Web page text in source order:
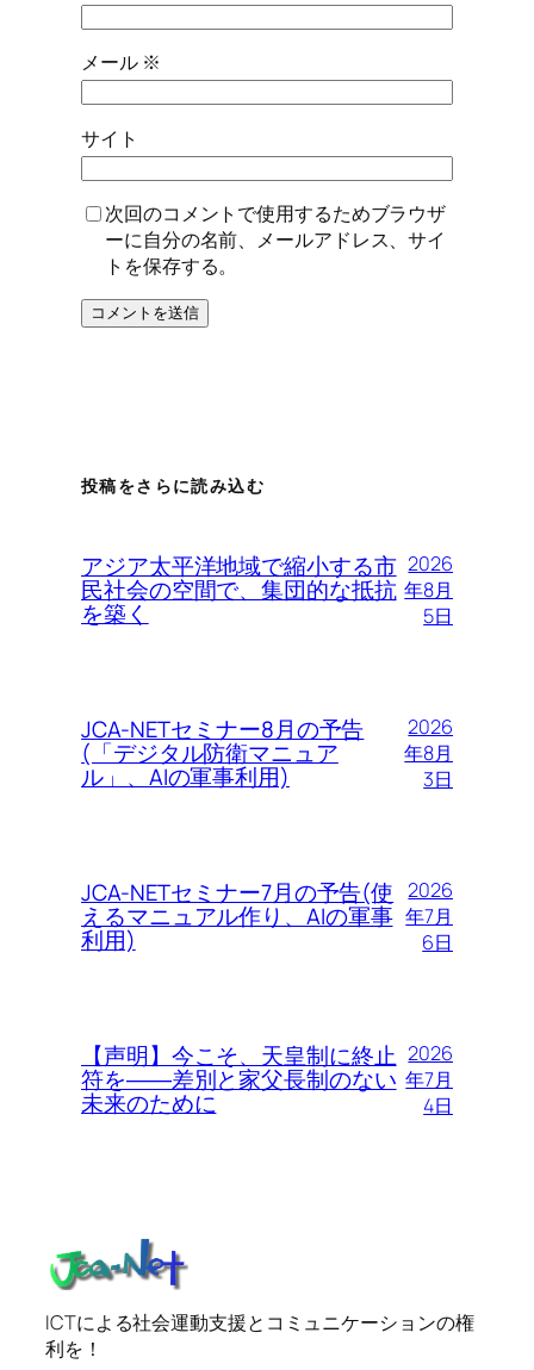
メール ※
サイト
次回のコメントで使用するためブラウザ
ーに自分の名前、メールアドレス、サイ
トを保存する。
投稿をさらに読み込む
アジア太平洋地域で縮小する市
民社会の空間で、集団的な抵抗
を築く
2026
年8月
5日
JCA-NETセミナー8月の予告
(「デジタル防衛マニュア
ル」、AIの軍事利用)
2026
年8月
3日
JCA-NETセミナー7月の予告(使
えるマニュアル作り、AIの軍事
利用)
2026
年7月
6日
【声明】今こそ、天皇制に終止
符を――差別と家父長制のない
未来のために
2026
年7月
4日
ICTによる社会運動支援とコミュニケーションの権
利を！